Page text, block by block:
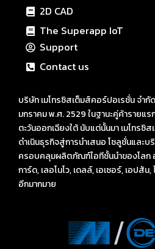
2D CAD
The Superapp IoT
Support
Contact us
บริษัท เมโทรซิสเต็มส์คอร์ปอเรชั่น จำกั
มกราคม พ.ศ. 2529 ในฐานะคู่ค้ารายแร
ตะวันออกเฉียงใต้ นับแต่นั้นมา เมโทรซิ
ดำเนินธุรกิจสู่การนำเสนอ โซลูชั่นและ
ครอบคลุมผลิตภัณฑ์ไอทีชั้นนำของโลก
การ์ด, เลอโนโว, เดลล์, เอเซอร์, เอปสั
อีกมากมาย